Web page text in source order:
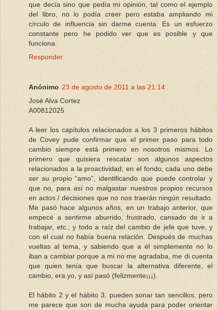
que decía sino que pedía mi opinión, tal como el ejemplo
del libro, no lo podía creer pero estaba ampliando mi
círculo de influencia sin darme cuenta. Es un esfuerzo
constante pero he podido ver que es posible y que
funciona.
Responder
Anónimo 23 de agosto de 2011 a las 21:14
José Alva Cortez
A00812025
A leer los capítulos relacionados a los 3 primeros hábitos
de Covey pude confirmar que el primer paso para todo
cambio siempre está primero en nosotros mismos. Lo
primero que quisiera rescatar son algunos aspectos
relacionados a la proactividad; en el fondo, cada uno debe
ser su propio “amo”, identificando que puede controlar y
que no, para así no malgastar nuestros propios recursos
en actos / decisiones que no nos traerán ningún resultado.
Me pasó hace algunos años, en un trabajo anterior, que
empecé a sentirme aburrido, frustrado, cansado de ir a
trabajar, etc.; y todo a raíz del cambio de jefe que tuve, y
con el cual no había buena relación. Después de muchas
vueltas al tema, y sabiendo que a él simplemente no lo
iban a cambiar porque a mi no me agradaba, me di cuenta
que quien tenía que buscar la alternativa diferente, el
cambio, era yo, y así pasó (felizmente¡¡¡).
El hábito 2 y el hábito 3, pueden sonar tan sencillos, pero
me parece que son de mucha ayuda para poder orientar